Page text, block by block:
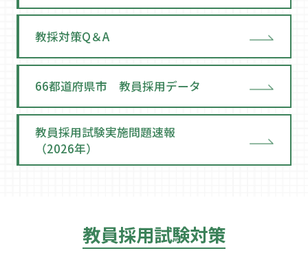
教採対策Q＆A
66都道府県市 教員採用データ
教員採用試験実施問題速報
（2026年）
教員採用試験対策